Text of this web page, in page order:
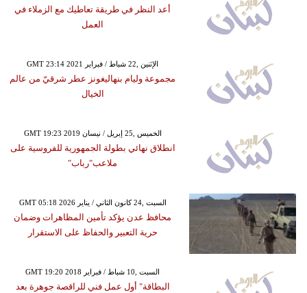
أعد النظر في طريقة تعاطيك مع الزملاء في
العمل
GMT 23:14 2021 الإثنين ,22 شباط / فبراير
مجموعة وليام بنهاليغونز عطر شرقيّ من عالم
الخيال
GMT 19:23 2019 الخميس ,25 إبريل / نيسان
انطلاق نهائي بطولة الجمهورية للفروسية على
ملاعب"رباب"
GMT 05:18 2026 السبت ,24 كانون الثاني / يناير
محافظ عدن يؤكد تأمين المظاهرات وضمان
حرية التعبير والحفاظ على الاستقرار
GMT 19:20 2018 السبت ,10 شباط / فبراير
البطاقة" أول عمل فني للراقصة جوهرة بعد